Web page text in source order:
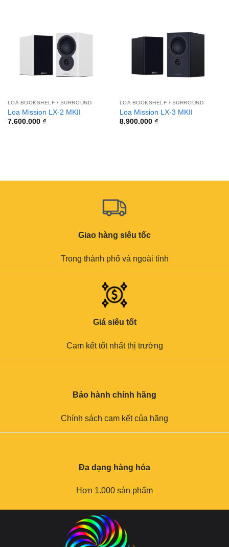
LOA BOOKSHELF / SURROUND
Loa Mission LX-2 MKII
7.600.000 ₫
LOA BOOKSHELF / SURROUND
Loa Mission LX-3 MKII
8.900.000 ₫
Giao hàng siêu tốc
Trong thành phố và ngoài tỉnh
Giá siêu tốt
Cam kết tốt nhất thị trường
Bảo hành chính hãng
Chính sách cam kết của hãng
Đa dạng hàng hóa
Hơn 1.000 sản phẩm